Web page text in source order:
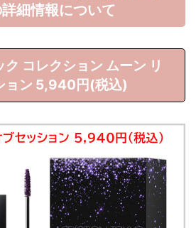
細情報について
ク コレクション ムーン リ
ョン 5,940円(税込)